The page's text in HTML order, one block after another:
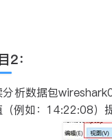
2：
分析数据包
例如：14:22:08）提